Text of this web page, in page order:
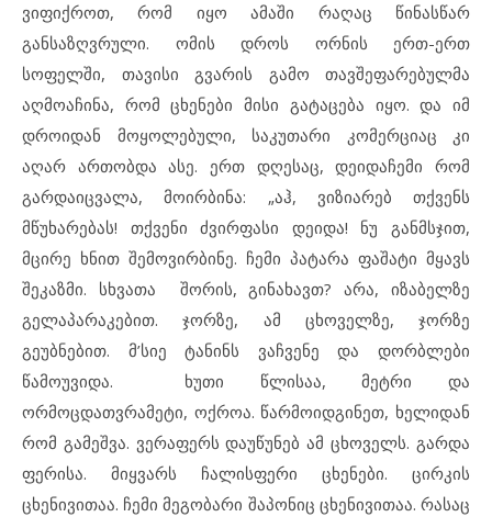
ვიფიქროთ, რომ იყო ამაში რაღაც წინასწარ
განსაზღვრული. ომის დროს ორნის ერთ-ერთ
სოფელში, თავისი გვარის გამო თავშეფარებულმა
აღმოაჩინა, რომ ცხენები მისი გატაცება იყო. და იმ
დროიდან მოყოლებული, საკუთარი კომერციაც კი
აღარ ართობდა ასე. ერთ დღესაც, დეიდაჩემი რომ
გარდაიცვალა, მოირბინა: „აჰ, ვიზიარებ თქვენს
მწუხარებას! თქვენი ძვირფასი დეიდა! ნუ განმსჯით,
მცირე ხნით შემოვირბინე. ჩემი პატარა ფაშატი მყავს
შეკაზმი. სხვათა შორის, გინახავთ? არა, იზაბელზე
გელაპარაკებით. ჯორზე, ამ ცხოველზე, ჯორზე
გეუბნებით. მ’სიე ტანინს ვაჩვენე და დორბლები
წამოუვიდა. ხუთი წლისაა, მეტრი და
ორმოცდათვრამეტი, ოქროა. წარმოიდგინეთ, ხელიდან
რომ გამეშვა. ვერაფერს დაუწუნებ ამ ცხოველს. გარდა
ფერისა. მიყვარს ჩალისფერი ცხენები. ცირკის
ცხენივითაა. ჩემი მეგობარი შაპონიც ცხენივითაა. რასაც